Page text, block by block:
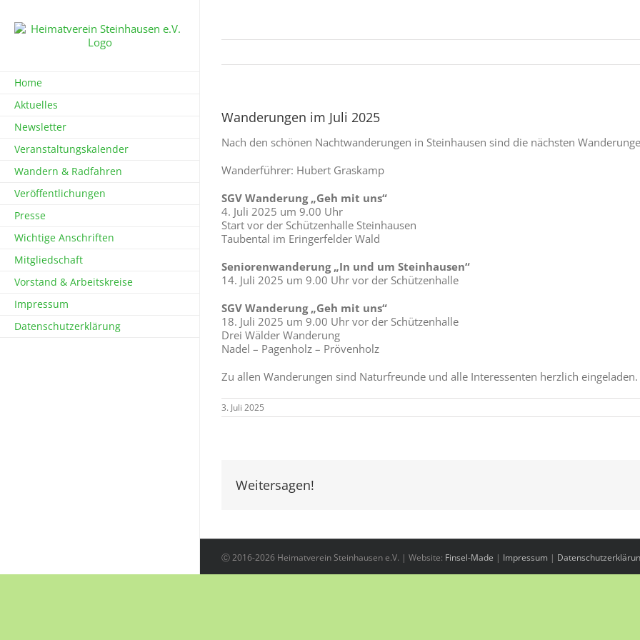
Inhalt
springen
Home
Aktuelles
Newsletter
Veranstaltungskalender
Wandern & Radfahren
Veröffentlichungen
Presse
Wichtige Anschriften
Mitgliedschaft
Vorstand & Arbeitskreise
Impressum
Datenschutzerklärung
Wanderungen im Juli 2025
Nach den schönen Nachtwanderungen in Steinhausen sind die nächsten
Wanderführer: Hubert Graskamp
SGV Wanderung „Geh mit uns“
4. Juli 2025 um 9.00 Uhr
Start vor der Schützenhalle Steinhausen
Taubental im Eringerfelder Wald
Seniorenwanderung „In und um Steinhausen“
14. Juli 2025 um 9.00 Uhr vor der Schützenhalle
SGV Wanderung „Geh mit uns“
18. Juli 2025 um 9.00 Uhr vor der Schützenhalle
Drei Wälder Wanderung
Nadel – Pagenholz – Prövenholz
Zu allen Wanderungen sind Naturfreunde und alle Interessenten herzlich eingeladen.
3. Juli 2025
Weitersagen!
Ⓒ 2016-2026 Heimatverein Steinhausen e.V. | Website: Finsel-Made | Impressum |